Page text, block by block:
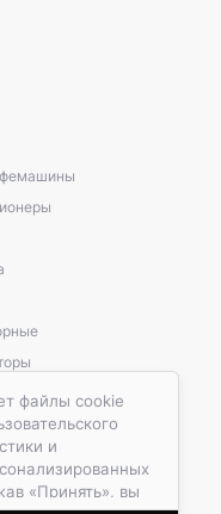
файлы cookie
и
«Принять», вы
сучкорезы